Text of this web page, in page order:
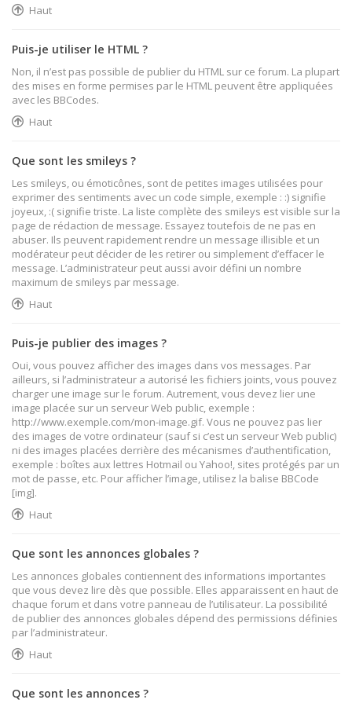
Haut
Puis-je utiliser le HTML ?
Non, il n’est pas possible de publier du HTML sur ce forum. La plupart
des mises en forme permises par le HTML peuvent être appliquées
avec les BBCodes.
Haut
Que sont les smileys ?
Les smileys, ou émoticônes, sont de petites images utilisées pour
exprimer des sentiments avec un code simple, exemple : :) signifie
joyeux, :( signifie triste. La liste complète des smileys est visible sur la
page de rédaction de message. Essayez toutefois de ne pas en
abuser. Ils peuvent rapidement rendre un message illisible et un
modérateur peut décider de les retirer ou simplement d’effacer le
message. L’administrateur peut aussi avoir défini un nombre
maximum de smileys par message.
Haut
Puis-je publier des images ?
Oui, vous pouvez afficher des images dans vos messages. Par
ailleurs, si l’administrateur a autorisé les fichiers joints, vous pouvez
charger une image sur le forum. Autrement, vous devez lier une
image placée sur un serveur Web public, exemple :
http://www.exemple.com/mon-image.gif. Vous ne pouvez pas lier
des images de votre ordinateur (sauf si c’est un serveur Web public)
ni des images placées derrière des mécanismes d’authentification,
exemple : boîtes aux lettres Hotmail ou Yahoo!, sites protégés par un
mot de passe, etc. Pour afficher l’image, utilisez la balise BBCode
[img].
Haut
Que sont les annonces globales ?
Les annonces globales contiennent des informations importantes
que vous devez lire dès que possible. Elles apparaissent en haut de
chaque forum et dans votre panneau de l’utilisateur. La possibilité
de publier des annonces globales dépend des permissions définies
par l’administrateur.
Haut
Que sont les annonces ?